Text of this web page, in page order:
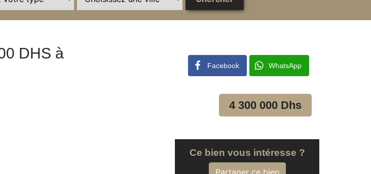
DHS à
Facebook WhatsApp
4 300 000 Dhs
Ce bien vous intéresse ?
Partager ce bien